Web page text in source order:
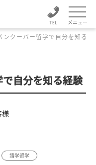
メニュー
ンクーバー留学で自分を知る経
自分を知る経験
様
語学留学